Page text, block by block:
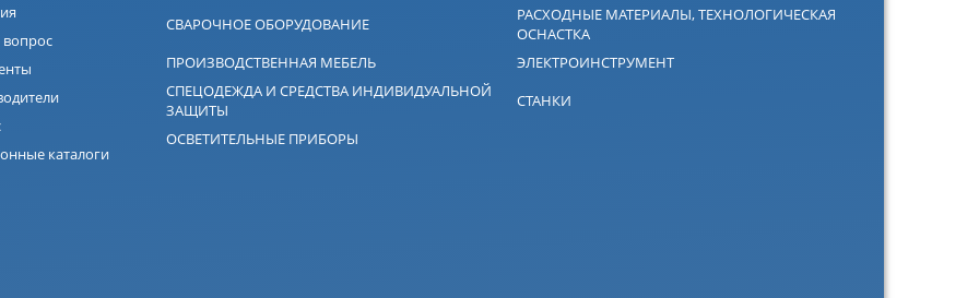
вопрос
каталоги
СВАРОЧНОЕ ОБОРУДОВАНИЕ
РАСХОДНЫЕ МАТЕРИАЛЫ, ТЕХНОЛОГИЧЕСКАЯ
ОСНАСТКА
ПРОИЗВОДСТВЕННАЯ МЕБЕЛЬ
ЭЛЕКТРОИНСТРУМЕНТ
СПЕЦОДЕЖДА И СРЕДСТВА ИНДИВИДУАЛЬНОЙ
ЗАЩИТЫ
СТАНКИ
ОСВЕТИТЕЛЬНЫЕ ПРИБОРЫ